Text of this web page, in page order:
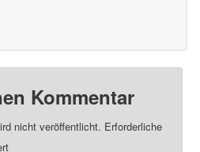
Kommentar
nicht veröffentlicht. Erforderliche